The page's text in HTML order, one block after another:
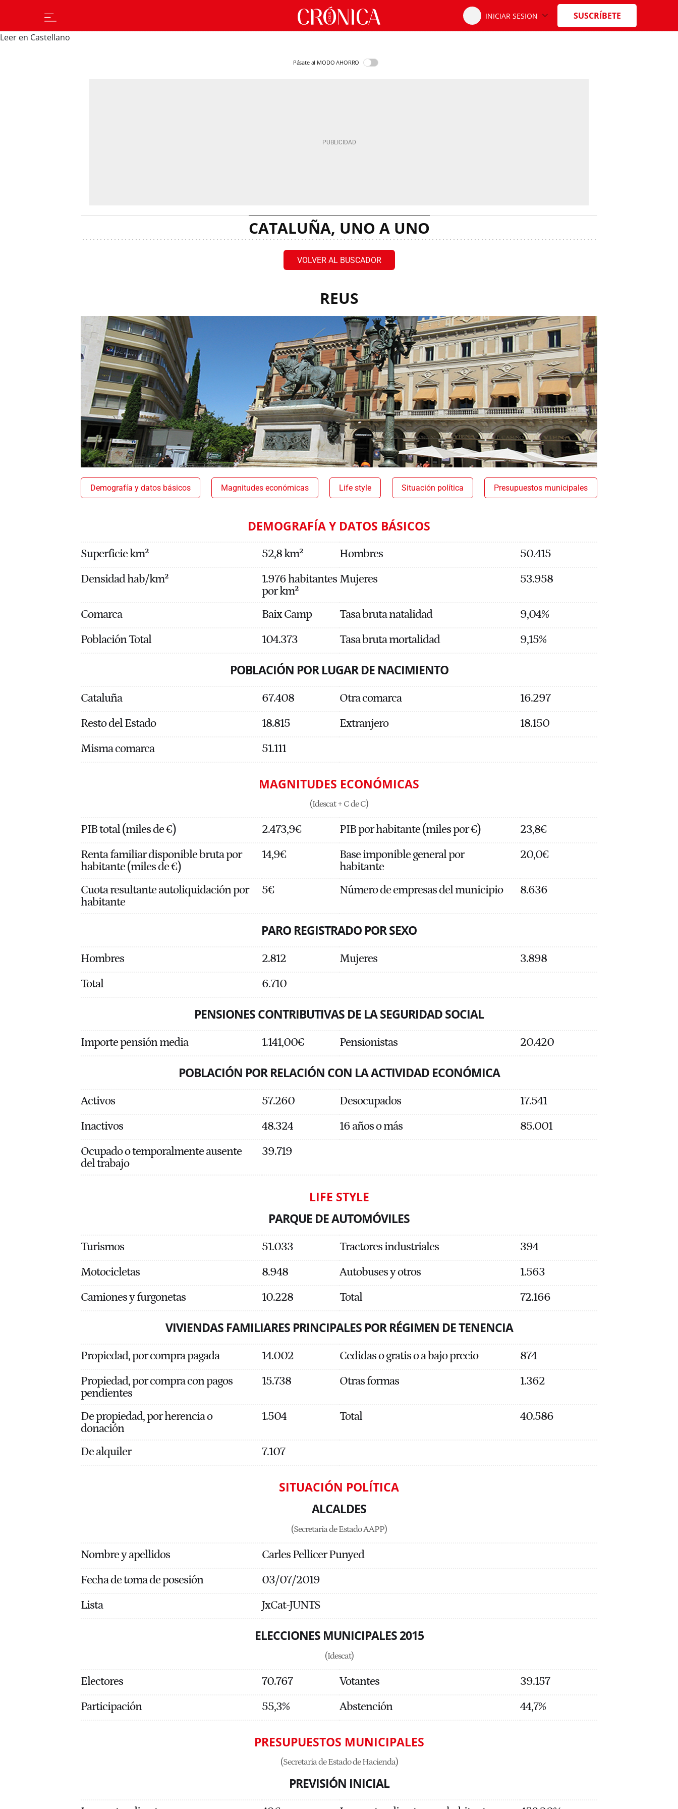
Leer en Castellano
Pásate al MODO AHORRO
CATALUÑA, UNO A UNO
VOLVER AL BUSCADOR
REUS
Demografía y datos básicos Magnitudes económicas Life style Situación política Presupuestos municipales
DEMOGRAFÍA Y DATOS BÁSICOS
Superficie km² 52,8 km² Hombres
50.415
Densidad hab/km²
1.976 habitantes
por km²
Mujeres 53.958
Comarca Baix Camp Tasa bruta natalidad
9,04%
Población Total
104.373 Tasa bruta mortalidad 9,15%
POBLACIÓN POR LUGAR DE NACIMIENTO
Cataluña 67.408 Otra comarca
16.297
Resto del Estado
18.815 Extranjero
18.150
Misma comarca
51.111
MAGNITUDES ECONÓMICAS
(Idescat + C de C)
PIB total (miles de €) 2.473,9€ PIB por habitante (miles por €)
23,8€
Renta familiar disponible bruta por
habitante (miles de €)
14,9€
Base imponible general por
habitante
20,0€
Cuota resultante autoliquidación por
habitante
5€ Número de empresas del municipio 8.636
PARO REGISTRADO POR SEXO
Hombres 2.812 Mujeres
3.898
Total
6.710
PENSIONES CONTRIBUTIVAS DE LA SEGURIDAD SOCIAL
Importe pensión media 1.141,00€ Pensionistas 20.420
POBLACIÓN POR RELACIÓN CON LA ACTIVIDAD ECONÓMICA
Activos 57.260 Desocupados
17.541
Inactivos
48.324 16 años o más
85.001
Ocupado o temporalmente ausente
del trabajo
39.719
LIFE STYLE
PARQUE DE AUTOMÓVILES
Turismos 51.033 Tractores industriales
394
Motocicletas
8.948 Autobuses y otros
1.563
Camiones y furgonetas
10.228 Total 72.166
VIVIENDAS FAMILIARES PRINCIPALES POR RÉGIMEN DE TENENCIA
Propiedad, por compra pagada 14.002 Cedidas o gratis o a bajo precio
874
Propiedad, por compra con pagos
pendientes
15.738 Otras formas 1.362
De propiedad, por herencia o
donación
1.504 Total 40.586
De alquiler 7.107
SITUACIÓN POLÍTICA
ALCALDES
(Secretaria de Estado AAPP)
Nombre y apellidos
Carles Pellicer Punyed
Fecha de toma de posesión
03/07/2019
Lista
JxCat-JUNTS
ELECCIONES MUNICIPALES 2015
(Idescat)
Electores 70.767 Votantes
39.157
Participación
55,3% Abstención 44,7%
PRESUPUESTOS MUNICIPALES
(Secretaria de Estado de Hacienda)
PREVISIÓN INICIAL